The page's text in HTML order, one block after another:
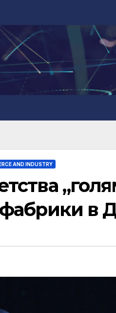
AND INDUSTRY
в